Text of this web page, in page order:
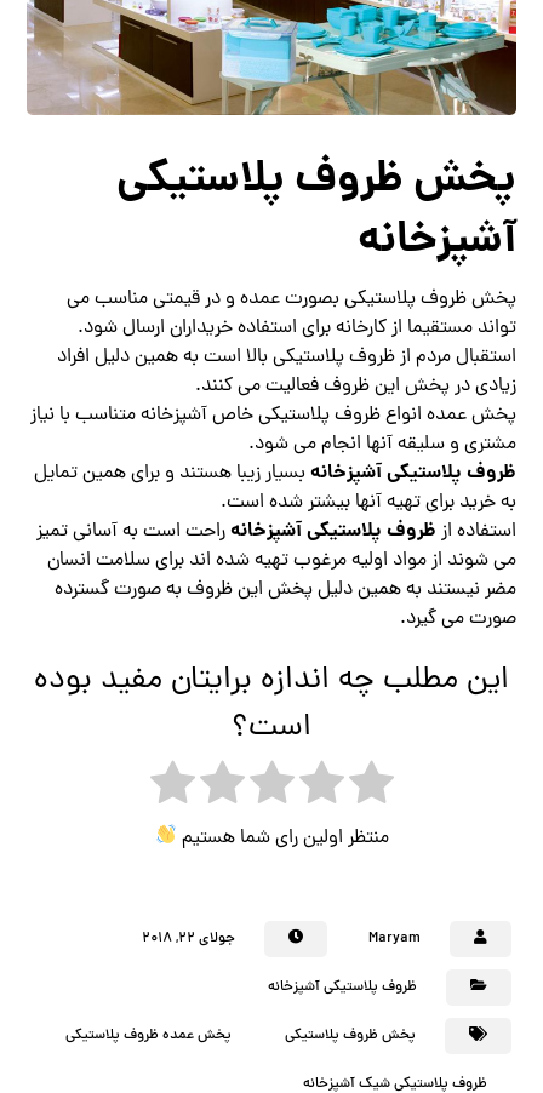
پخش ظروف پلاستیکی
آشپزخانه
پخش ظروف پلاستیکی بصورت عمده و در قیمتی مناسب می
تواند مستقیما از کارخانه برای استفاده خریداران ارسال شود.
استقبال مردم از ظروف پلاستیکی بالا است به همین دلیل افراد
زیادی در پخش این ظروف فعالیت می کنند.
پخش عمده انواع ظروف پلاستیکی خاص آشپزخانه متناسب با نیاز
مشتری و سلیقه آنها انجام می شود.
ظروف پلاستیکی آشپزخانه بسیار زیبا هستند و برای همین تمایل
به خرید برای تهیه آنها بیشتر شده است.
استفاده از ظروف پلاستیکی آشپزخانهراحت است به آسانی تمیز
می شوند از مواد اولیه مرغوب تهیه شده اند برای سلامت انسان
مضر نیستند به همین دلیل پخش این ظروف به صورت گسترده
صورت می گیرد.
این مطلب چه اندازه برایتان مفید بوده
است؟
منتظر اولین رای شما هستیم
Maryam جولای ۲۲, ۲۰۱۸
ظروف پلاستیکی آشپزخانه
پخش ظروف پلاستیکی پخش عمده ظروف پلاستیکی
ظروف پلاستیکی شیک آشپزخانه